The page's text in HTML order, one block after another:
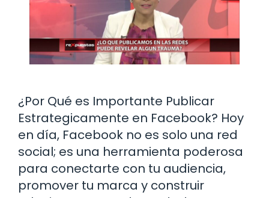
¿Por Qué es Importante Publicar
Estrategicamente en Facebook? Hoy
en día, Facebook no es solo una red
social; es una herramienta poderosa
para conectarte con tu audiencia,
promover tu marca y construir